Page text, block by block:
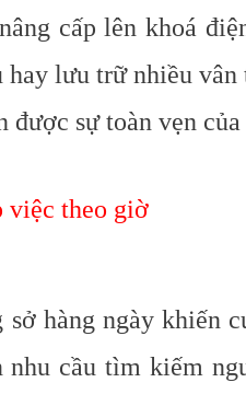
cấp lên khoá
hay lưu trữ nhiều
được sự toàn vẹn
việc theo giờ
hàng ngày khiến
nhu cầu tìm kiếm